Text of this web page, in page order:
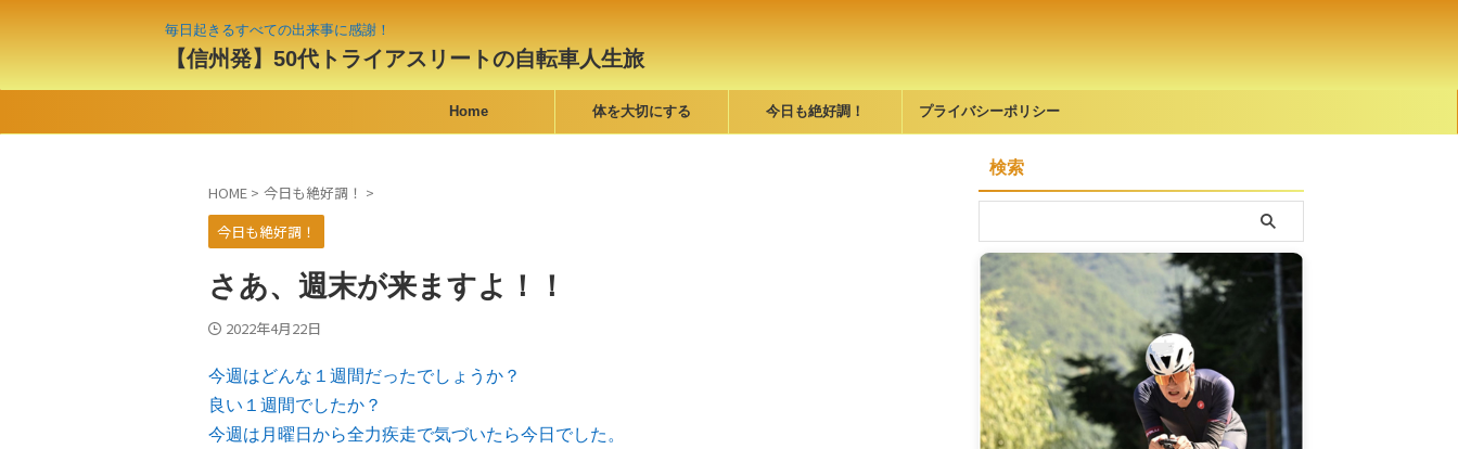
毎日起きるすべての出来事に感謝！
【信州発】50代トライアスリートの自転車人生旅
Home 体を大切にする 今日も絶好調！ プライバシーポリシー
HOME > 今日も絶好調！ >
今日も絶好調！
さあ、週末が来ますよ！！
2022年4月22日
今週はどんな１週間だったでしょうか？
良い１週間でしたか？
今週は月曜日から全力疾走で気づいたら今日でした。
検索